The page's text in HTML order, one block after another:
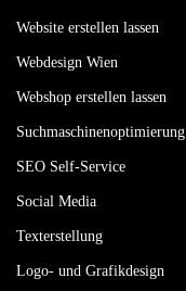
Website erstellen lassen
Webdesign Wien
Webshop erstellen lassen
Suchmaschinenoptimierung
SEO Self-Service
Social Media
Texterstellung
Logo- und Grafikdesign